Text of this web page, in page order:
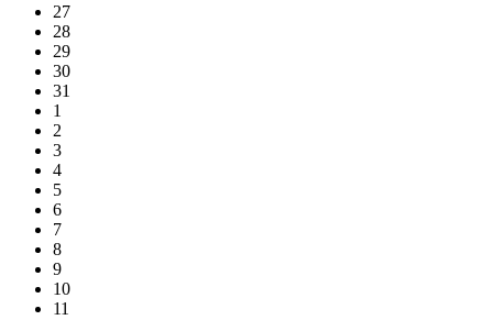
27
28
29
30
31
1
2
3
4
5
6
7
8
9
10
11